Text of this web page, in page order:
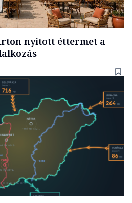
nyitott éttermet a